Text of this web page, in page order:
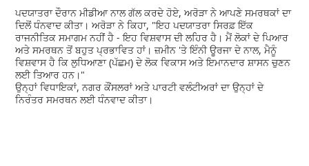
ਪਦਯਾਤਰਾ ਦੌਰਾਨ ਮੀਡੀਆ ਨਾਲ ਗੱਲ ਕਰਦੇ ਹੋਏ, ਅਰੋੜਾ ਨੇ ਆਪਣੇ ਸਮਰਥਕਾਂ ਦਾ
ਦਿਲੋਂ ਧੰਨਵਾਦ ਕੀਤਾ। ਅਰੋੜਾ ਨੇ ਕਿਹਾ, "ਇਹ ਪਦਯਾਤਰਾ ਸਿਰਫ਼ ਇੱਕ
ਰਾਜਨੀਤਿਕ ਸਮਾਗਮ ਨਹੀਂ ਹੈ - ਇਹ ਵਿਸ਼ਵਾਸ ਦੀ ਲਹਿਰ ਹੈ। ਮੈਂ ਲੋਕਾਂ ਦੇ ਪਿਆਰ
ਅਤੇ ਸਮਰਥਨ ਤੋਂ ਬਹੁਤ ਪ੍ਰਭਾਵਿਤ ਹਾਂ। ਜ਼ਮੀਨ 'ਤੇ ਇੰਨੀ ਊਰਜਾ ਦੇ ਨਾਲ, ਮੈਨੂੰ
ਵਿਸ਼ਵਾਸ ਹੈ ਕਿ ਲੁਧਿਆਣਾ (ਪੱਛਮ) ਦੇ ਲੋਕ ਵਿਕਾਸ ਅਤੇ ਇਮਾਨਦਾਰ ਸ਼ਾਸਨ ਚੁਣਨ
ਲਈ ਤਿਆਰ ਹਨ।"
ਉਨ੍ਹਾਂ ਵਿਧਾਇਕਾਂ, ਨਗਰ ਕੌਂਸਲਰਾਂ ਅਤੇ ਪਾਰਟੀ ਵਲੰਟੀਅਰਾਂ ਦਾ ਉਨ੍ਹਾਂ ਦੇ
ਨਿਰੰਤਰ ਸਮਰਥਨ ਲਈ ਧੰਨਵਾਦ ਕੀਤਾ।